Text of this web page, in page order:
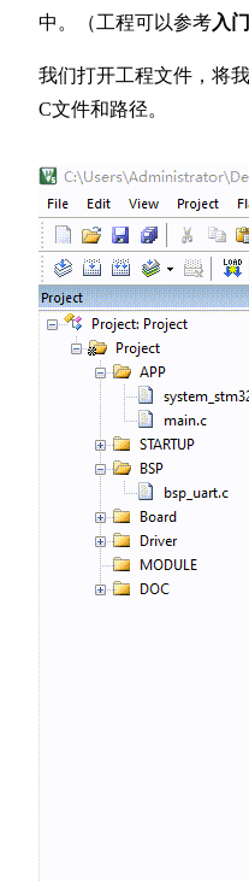
中。（工程可以参考入
我们打开工程文件，将
C文件和路径。